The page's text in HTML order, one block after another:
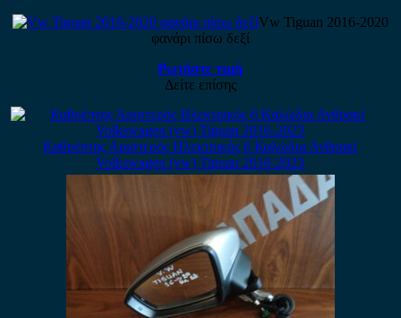
Vw Tiguan 2016-2020
φανάρι πίσω δεξί
Ρωτήστε τιμή
Δείτε επίσης
Καθρέπτης Αριστερός Ηλεκτρικός 6 Καλώδια Ανθρακί
Volkswagen (vw) Tiguan 2016-2023